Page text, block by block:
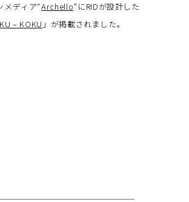
メディア“Archello”にRIDが設計した
– KOKU 」が掲載されました。